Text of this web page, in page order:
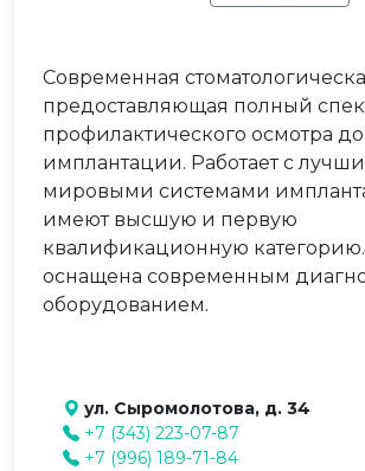
Современная
предоставляющая полный
профилактического осмотра до
имплантации. Работает с
мировыми системами
имеют высшую и первую
квалификационную
оснащена современным
оборудованием.
ул. Сыромолотова, д. 34
+7 (343) 223-07-87
+7 (996) 189-71-84